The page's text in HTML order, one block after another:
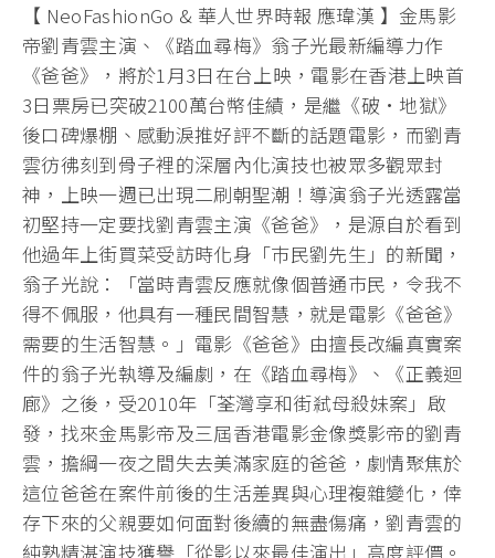
【 NeoFashionGo & 華人世界時報 應瑋漢 】金馬影
帝劉青雲主演、《踏血尋梅》翁子光最新編導力作
《爸爸》，將於1月3日在台上映，電影在香港上映首
3日票房已突破2100萬台幣佳績，是繼《破·地獄》
後口碑爆棚、感動淚推好評不斷的話題電影，而劉青
雲彷彿刻到骨子裡的深層內化演技也被眾多觀眾封
神，上映一週已出現二刷朝聖潮！導演翁子光透露當
初堅持一定要找劉青雲主演《爸爸》，是源自於看到
他過年上街買菜受訪時化身「巿民劉先生」的新聞，
翁子光說：「當時青雲反應就像個普通巿民，令我不
得不佩服，他具有一種民間智慧，就是電影《爸爸》
需要的生活智慧。」電影《爸爸》由擅長改編真實案
件的翁子光執導及編劇，在《踏血尋梅》、《正義迴
廊》之後，受2010年「荃灣享和街弒母殺妹案」啟
發，找來金馬影帝及三屆香港電影金像獎影帝的劉青
雲，擔綱一夜之間失去美滿家庭的爸爸，劇情聚焦於
這位爸爸在案件前後的生活差異與心理複雜變化，倖
存下來的父親要如何面對後續的無盡傷痛，劉青雲的
純熟精湛演技獲譽「從影以來最佳演出」高度評價。